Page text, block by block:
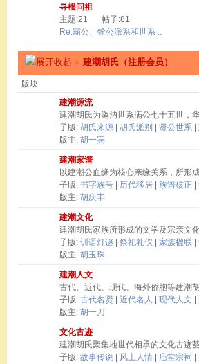
寻根问祖
主题:21
帖子:81
Re:霸公、铨公派系和世系 ..
» 建潮胡氏（注册会员）
版块
建潮源流
建潮胡氏为溈汭世系满公七十五世，
子版: 胡氏来源 胡氏派别 贤公世系
版主: 胡一宾
建潮家谱
以建潮公血缘为核心亲缘关系，所形
子版: 书字族号 历代移居 族谱核正
版主: 胡庆丰
建潮文化
建潮胡氏家族所形成的文学及宗亲文化
子版: 训语灯谜 祭祀礼仪 家族楹联
版主: 胡玉珠
建潮人文
古代、近代、现代、海外侨胞等建潮
子版: 古代名贤 近代名人 现代人文
版主: 胡一刀
文化古迹
建潮胡氏聚集地世代相承的文化古迹荟
子版: 故事传说 风土人情 庙堂宗祠